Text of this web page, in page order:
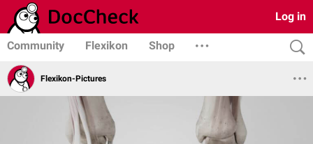
Log in
Community Flexikon Shop
Flexikon-Pictures